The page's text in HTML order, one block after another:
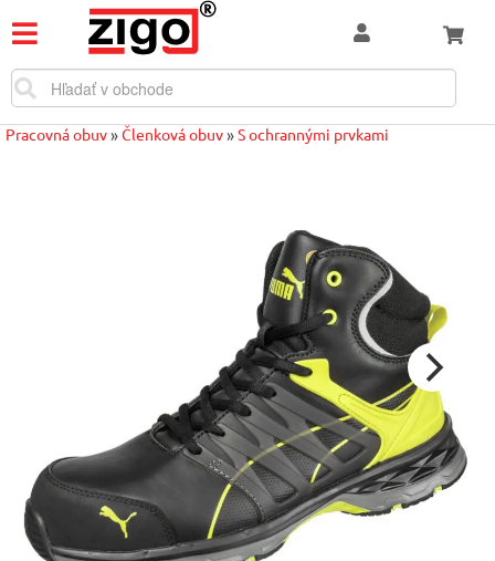
Pracovná obuv»Členková obuv»S ochrannými prvkami